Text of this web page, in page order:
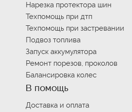
Нарезка протектора шин
Техпомощь при дтп
Техпомощь при застревании
Подвоз топлива
Запуск аккумулятора
Ремонт порезов, проколов
Балансировка колес
В помощь
Доставка и оплата